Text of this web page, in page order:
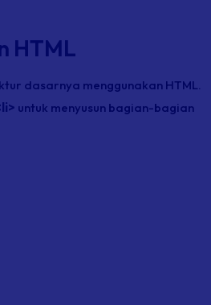
HTML
dasarnya menggunakan HTML.
untuk menyusun bagian-bagian